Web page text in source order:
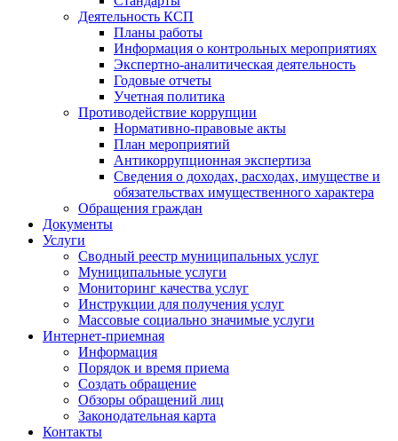
Деятельность КСП
Планы работы
Информация о контрольных мероприятиях
Экспертно-аналитическая деятельность
Годовые отчеты
Учетная политика
Противодействие коррупции
Нормативно-правовые акты
План мероприятий
Антикоррупционная экспертиза
Сведения о доходах, расходах, имуществе и
обязательствах имущественного характера
Обращения граждан
Документы
Услуги
Сводный реестр муниципальных услуг
Муниципальные услуги
Мониторинг качества услуг
Инструкции для получения услуг
Массовые социально значимые услуги
Интернет-приемная
Информация
Порядок и время приема
Создать обращение
Обзоры обращений лиц
Законодательная карта
Контакты